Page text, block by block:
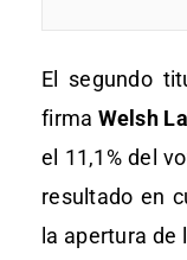
El segundo
firma Welsh
el 11,1% del
resultado en
la apertura de